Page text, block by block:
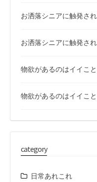
お洒落シニアに触発さ
お洒落シニアに触発さ
物欲があるのはイイこ
物欲があるのはイイこ
category
日常あれこれ